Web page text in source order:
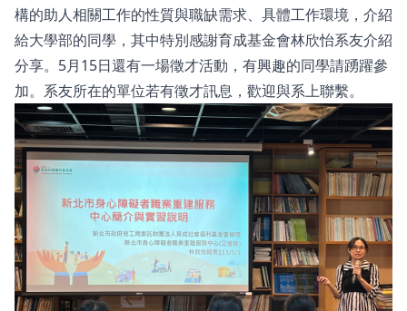
構的助人相關工作的性質與職缺需求、具體工作環境，介紹
給大學部的同學，其中特別感謝育成基金會林欣怡系友介紹
分享。5月15日還有一場徵才活動，有興趣的同學請踴躍參
加。系友所在的單位若有徵才訊息，歡迎與系上聯繫。